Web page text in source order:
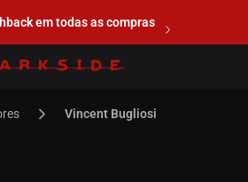
em todas as compras
Vincent Bugliosi